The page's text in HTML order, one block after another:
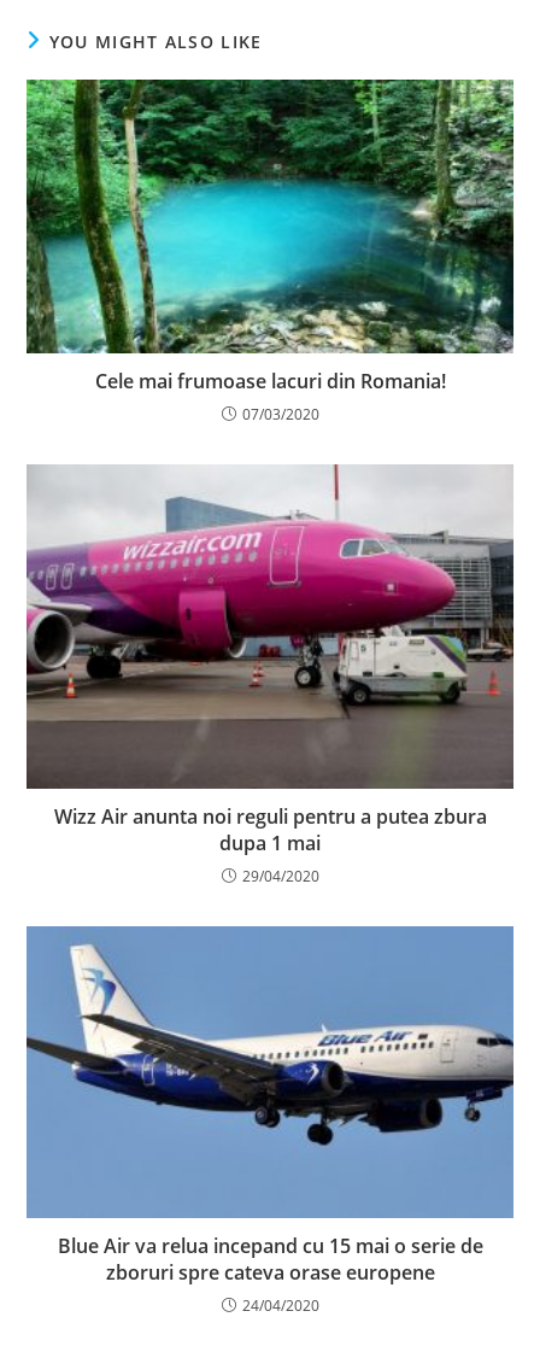
YOU MIGHT ALSO LIKE
Cele mai frumoase lacuri din Romania!
07/03/2020
Wizz Air anunta noi reguli pentru a putea zbura
dupa 1 mai
29/04/2020
Blue Air va relua incepand cu 15 mai o serie de
zboruri spre cateva orase europene
24/04/2020